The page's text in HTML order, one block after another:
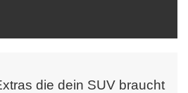
die dein SUV braucht